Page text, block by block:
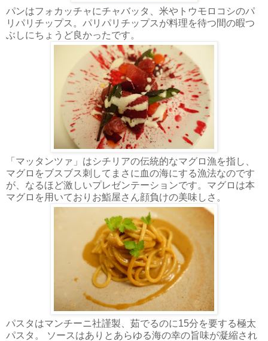
パンはフォカッチャにチャバッタ、米やトウモロコシのパ
リパリチップス。パリパリチップスが料理を待つ間の暇つ
ぶしにちょうど良かったです。
「マッタンツァ」はシチリアの伝統的なマグロ漁を指し、
マグロをブスブス刺してまさに血の海にする漁法なのです
が、なるほど激しいプレゼンテーションです。マグロは本
マグロを用いておりお鮨屋さん顔負けの美味しさ。
パスタはマンチーニ社謹製、茹でるのに15分を要する極太
パスタ。 ソースはありとあらゆる海の幸の旨味が凝縮され